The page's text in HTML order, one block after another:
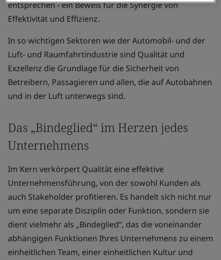
entsprechen - ein Beweis für die Synergie von
Effektivität und Effizienz.
In so wichtigen Sektoren wie der Automobil- und der
Luft- und Raumfahrtindustrie sind Qualität und
Exzellenz die Grundlage für die Sicherheit von
Betreibern, Passagieren und allen, die auf Autobahnen
und in der Luft unterwegs sind.
Das „Bindeglied“ im Herzen jedes
Unternehmens
Im Kern verkörpert Qualität eine effektive
Unternehmensführung, von der sowohl Kunden als
auch Stakeholder profitieren. Es handelt sich nicht nur
um eine separate Disziplin oder Funktion, sondern sie
dient vielmehr als „Bindeglied“, das die voneinander
abhängigen Funktionen Ihres Unternehmens zu einem
einheitlichen Team, einer einheitlichen Kultur und